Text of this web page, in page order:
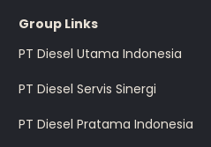
Group Links
PT Diesel Utama Indonesia
PT Diesel Servis Sinergi
PT Diesel Pratama Indonesia